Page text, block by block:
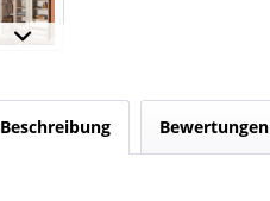
Beschreibung Bewertungen